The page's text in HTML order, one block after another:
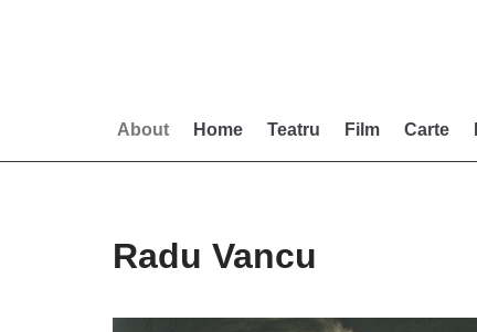
About Home Teatru Film Carte
Radu Vancu